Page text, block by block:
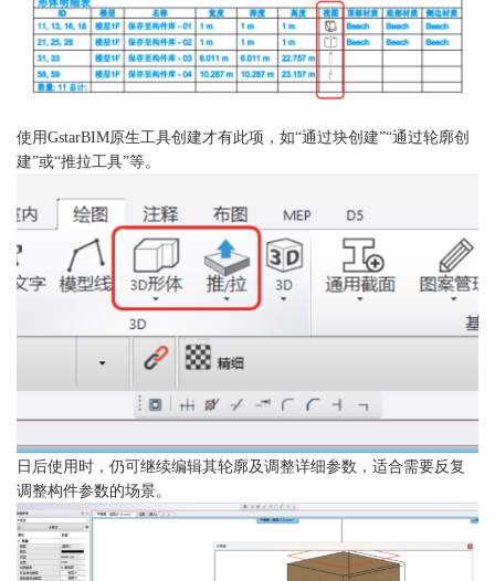
使用GstarBIM原生工具创建才有此项 ，如“通过块创建”“通过轮廓创
建”或“推拉工具”等。
日后使用时，仍可继续编辑其轮廓及调整详细参数，适合需要反复
调整构件参数的场景。